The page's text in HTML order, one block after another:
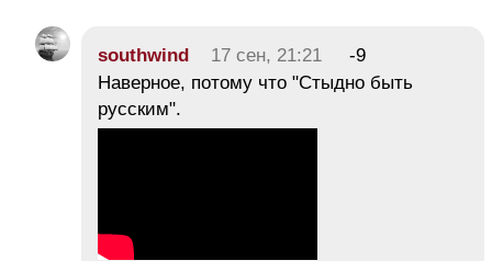
southwind 17 сен, 21:21
-9
Наверное, потому что "Стыдно быть
русским".